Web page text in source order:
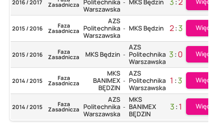
2016 / 2017 Zasadnicza
Politechnika
Warszawska
- MKS Będzin
2015 / 2016 Faza
Zasadnicza
AZS
Politechnika
Warszawska
- MKS Będzin 2:3 Więcej
2015 / 2016 Faza
Zasadnicza MKS Będzin -
AZS
Politechnika
Warszawska
3:0 Więcej
2014 / 2015 Faza
Zasadnicza
MKS
BANIMEX
BĘDZIN
-
AZS
Politechnika
Warszawska
1 :3 Więcej
2014 / 2015 Faza
Zasadnicza
AZS
Politechnika
Warszawska
-
MKS
BANIMEX
BĘDZIN
3:1 Więcej